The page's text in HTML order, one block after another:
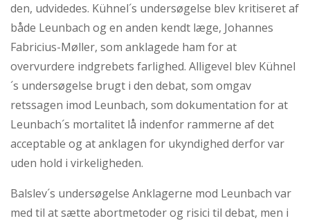
den, udvidedes. Kühnel´s undersøgelse blev kritiseret af
både Leunbach og en anden kendt læge, Johannes
Fabricius-Møller, som anklagede ham for at
overvurdere indgrebets farlighed. Alligevel blev Kühnel
´s undersøgelse brugt i den debat, som omgav
retssagen imod Leunbach, som dokumentation for at
Leunbach´s mortalitet lå indenfor rammerne af det
acceptable og at anklagen for ukyndighed derfor var
uden hold i virkeligheden.
Balslev´s undersøgelse Anklagerne mod Leunbach var
med til at sætte abortmetoder og risici til debat, men i